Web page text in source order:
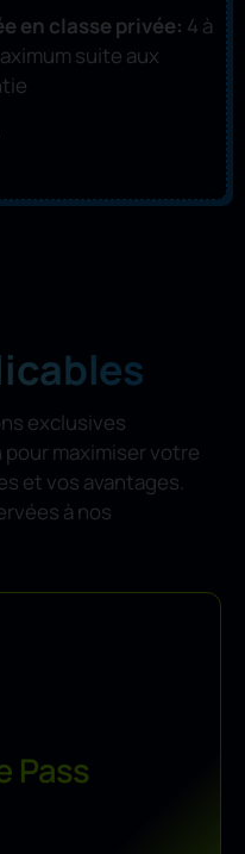
en classe privée: 4 à
suite aux
exclusives
maximiser votre
et vos avantages.
à nos
Passdes compétences